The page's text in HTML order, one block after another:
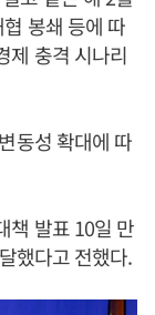
봉쇄 등에 따
제 충격 시나리
동성 확대에 따
책 발표 10일 만
했다고 전했다.